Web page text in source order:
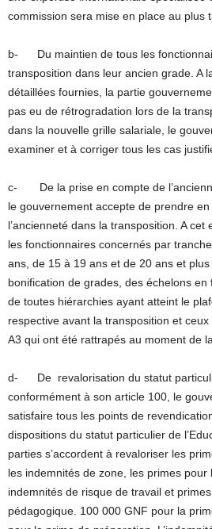
commission sera mise en place au plus
b- Du maintien de tous les
transposition dans leur ancien grade. A
détaillées fournies, la partie
pas eu de rétrogradation lors de la
dans la nouvelle grille salariale, le
examiner et à corriger tous les cas
c- De la prise en compte de
le gouvernement accepte de prendre en
l’ancienneté dans la transposition. A cet
les fonctionnaires concernés par
ans, de 15 à 19 ans et de 20 ans et
bonification de grades, des échelons
de toutes hiérarchies ayant atteint le
respective avant la transposition et
A3 qui ont été rattrapés au moment de
d- De revalorisation du statut
conformément à son article 100, le
satisfaire tous les points de
dispositions du statut particulier de
parties s’accordent à revaloriser les
les indemnités de zone, les primes pour
indemnités de risque de travail et
pédagogique. 100 000 GNF pour la